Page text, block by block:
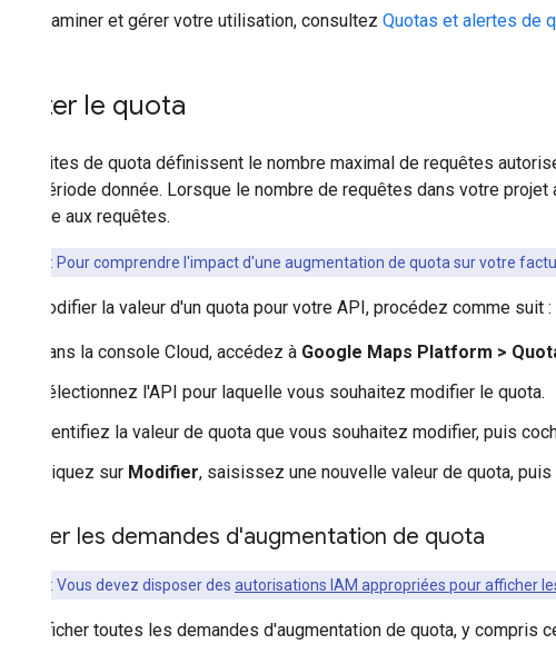
Pour examiner et gérer votre utilisation, consultez Quotas et alertes de
Ajuster le quota
Les limites de quota définissent le nombre maximal de requêtes
d'une période donnée. Lorsque le nombre de requêtes dans votre
répondre aux requêtes.
: Pour comprendre l'impact d'une augmentation de quota sur votre
Pour modifier la valeur d'un quota pour votre API, procédez comme suit :
Dans la console Cloud, accédez à Google Maps Platform >
Sélectionnez l'API pour laquelle vous souhaitez modifier le quota.
Identifiez la valeur de quota que vous souhaitez modifier, puis
Cliquez sur Modifier, saisissez une nouvelle valeur de quota,
Afficher les demandes d'augmentation de quota
: Vous devez disposer des autorisations IAM appropriées pour afficher
Pour afficher toutes les demandes d'augmentation de quota, y